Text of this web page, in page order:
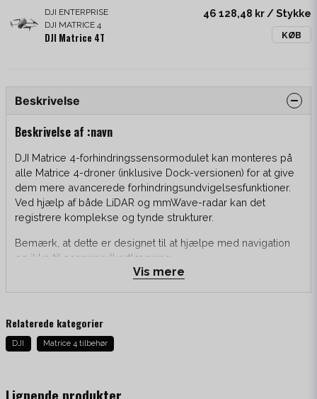
DJI ENTERPRISE
DJI MATRICE 4
DJI Matrice 4T
46 128,48 kr / Stykke
KØB
Beskrivelse
Beskrivelse af :navn
DJI Matrice 4-forhindringssensormodulet kan monteres på
alle Matrice 4-droner (inklusive Dock-versionen) for at give
dem mere avancerede forhindringsundvigelsesfunktioner.
Ved hjælp af både LiDAR og mmWave-radar kan det
registrere komplekse og tynde strukturer.
Bemærk, at dette er designet til at hjælpe med navigation
og ikke til scanning/kortlægning.
Flyv i komplekse miljøer såsom
transformerstationer
Kan flyve op til 15 m/s
Vis mere
Relaterede kategorier
DJI Matrice 4 tilbehør